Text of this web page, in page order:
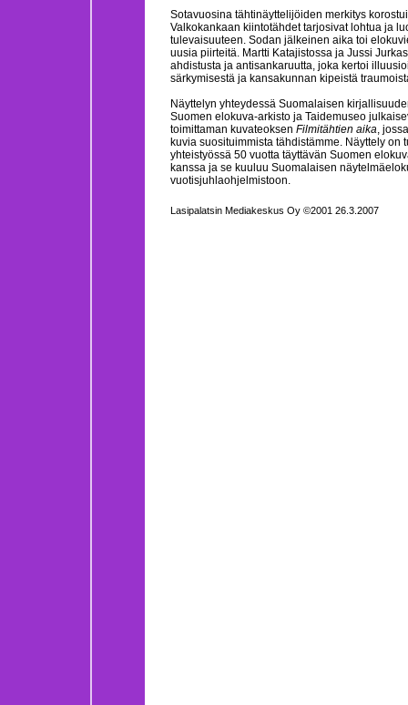
Sotavuosina tähtinäyttelijöiden merkitys
Valkokankaan kiintotähdet tarjosivat lohtua ja
tulevaisuuteen. Sodan jälkeinen aika toi
uusia piirteitä. Martti Katajistossa ja Jussi
ahdistusta ja antisankaruutta, joka kertoi
särkymisestä ja kansakunnan kipeistä
Näyttelyn yhteydessä Suomalaisen
Suomen elokuva-arkisto ja Taidemuseo
toimittaman kuvateoksen Filmitähtien aika,
kuvia suosituimmista tähdistämme. Näyttely on
yhteistyössä 50 vuotta täyttävän Suomen
kanssa ja se kuuluu Suomalaisen
vuotisjuhlaohjelmistoon.
Lasipalatsin Mediakeskus Oy ©2001 26.3.2007